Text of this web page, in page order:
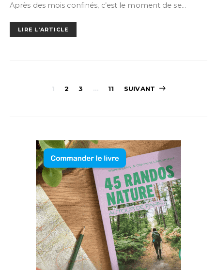
Après des mois confinés, c’est le moment de se…
LIRE L'ARTICLE
Navigation
1 2 3 … 11 SUIVANT